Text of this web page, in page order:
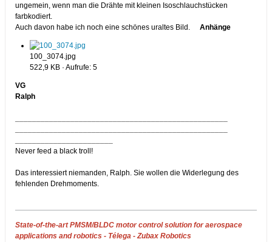
ungemein, wenn man die Drähte mit kleinen Isoschlauchstücken
farbkodiert.
Auch davon habe ich noch eine schönes uraltes Bild.
Anhänge
100_3074.jpg
522,9 KB · Aufrufe: 5
VG
Ralph
Never feed a black troll!
Das interessiert niemanden, Ralph. Sie wollen die Widerlegung des
fehlenden Drehmoments.
State-of-the-art PMSM/BLDC motor control solution for aerospace
applications and robotics - Télega - Zubax Robotics